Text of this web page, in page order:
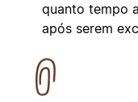
quanto tempo
após serem